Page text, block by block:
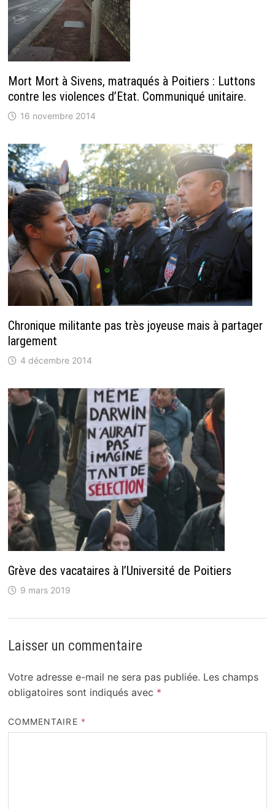
Mort Mort à Sivens, matraqués à Poitiers : Luttons
contre les violences d’Etat. Communiqué unitaire.
16 novembre 2014
Chronique militante pas très joyeuse mais à partager
largement
4 décembre 2014
Grève des vacataires à l’Université de Poitiers
9 mars 2019
Laisser un commentaire
Votre adresse e-mail ne sera pas publiée. Les champs
obligatoires sont indiqués avec *
COMMENTAIRE *